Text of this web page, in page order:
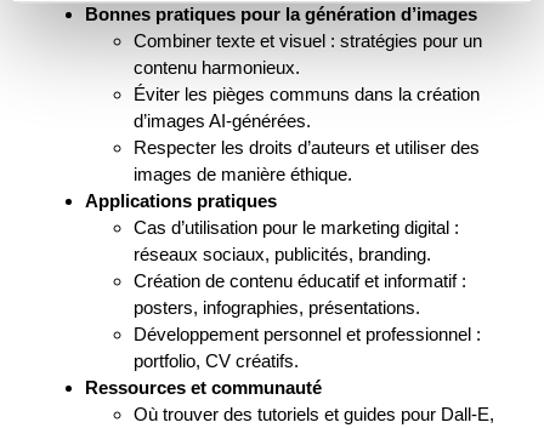
Bonnes pratiques pour la génération d’images
Combiner texte et visuel : stratégies pour un
contenu harmonieux.
Éviter les pièges communs dans la création
d’images AI-générées.
Respecter les droits d’auteurs et utiliser des
images de manière éthique.
Applications pratiques
Cas d’utilisation pour le marketing digital :
réseaux sociaux, publicités, branding.
Création de contenu éducatif et informatif :
posters, infographies, présentations.
Développement personnel et professionnel :
portfolio, CV créatifs.
Ressources et communauté
Où trouver des tutoriels et guides pour Dall-E,